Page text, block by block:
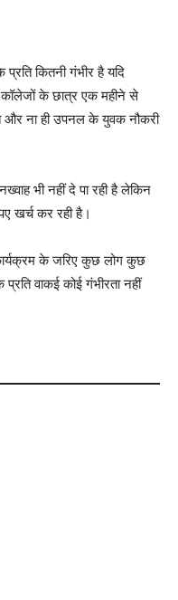
कितनी गंभीर है यदि
कॉलेजों के छात्र एक महीने से
और ना ही उपनल के युवक नौकरी
भी नहीं दे पा रही है लेकिन
खर्च कर रही है।
के जरिए कुछ लोग कुछ
वाकई कोई गंभीरता नहीं